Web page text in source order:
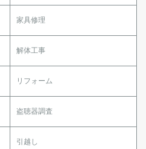
家具修理
解体工事
リフォーム
盗聴器調査
引越し